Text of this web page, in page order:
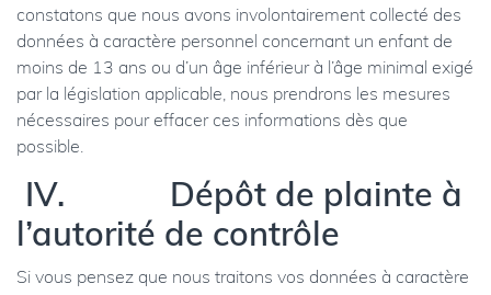
constatons que nous avons involontairement collecté des
données à caractère personnel concernant un enfant de
moins de 13 ans ou d’un âge inférieur à l’âge minimal exigé
par la législation applicable, nous prendrons les mesures
nécessaires pour effacer ces informations dès que
possible.
IV. Dépôt de plainte à
l’autorité de contrôle
Si vous pensez que nous traitons vos données à caractère